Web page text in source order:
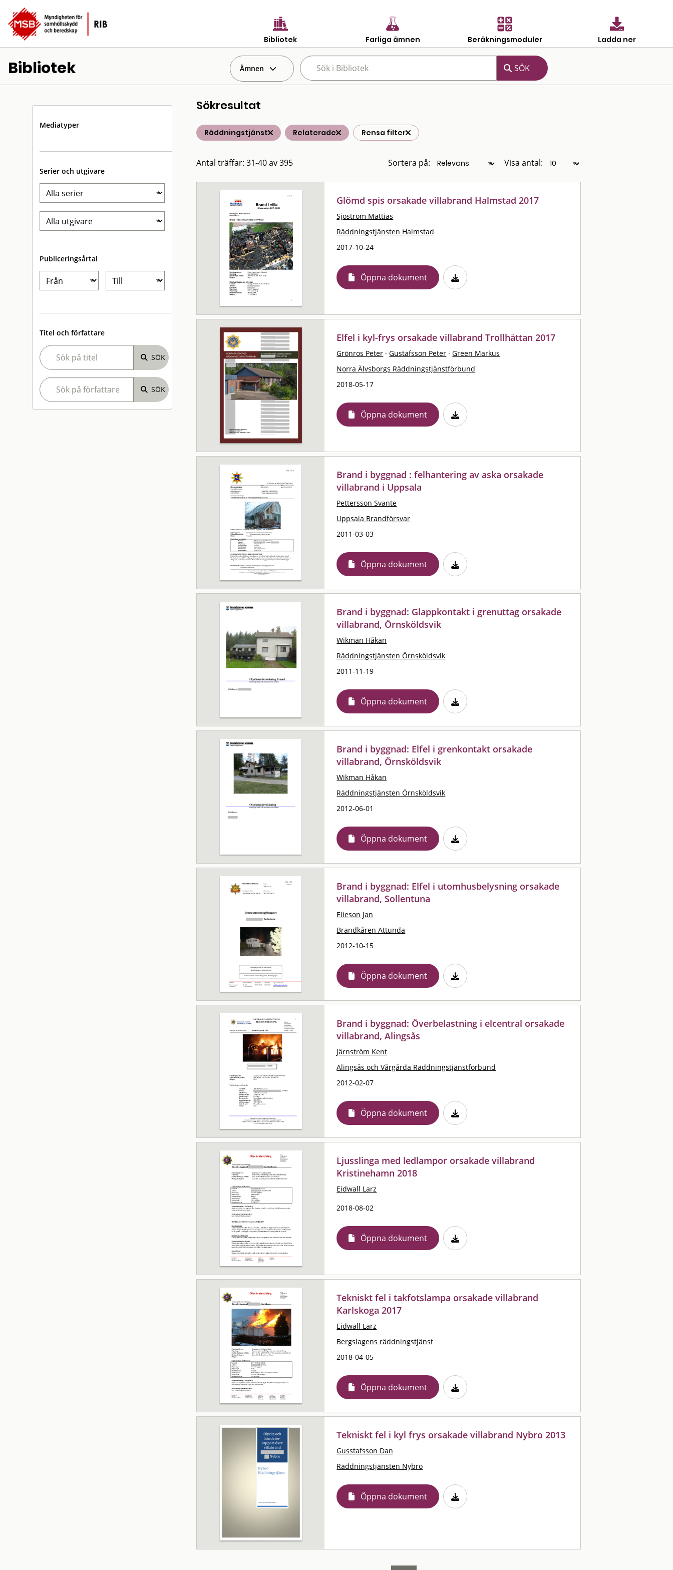
Bibliotek Farliga ämnen Beräkningsmoduler Ladda ner
Bibliotek Ämnen
Mediatyper
Serier och utgivare
Publiceringsårtal
Titel och författare
Sökresultat
Räddningstjänst Relaterade Rensa filter
Antal träffar: 31-40 av 395 Sortera på: Visa antal:
Glömd spis orsakade villabrand Halmstad 2017
Sjöström Mattias
Räddningstjänsten Halmstad
2017-10-24
Öppna dokument
Elfel i kyl-frys orsakade villabrand Trollhättan 2017
Grönros Peter · Gustafsson Peter · Green Markus
Norra Älvsborgs Räddningstjänstförbund
2018-05-17
Öppna dokument
Brand i byggnad : felhantering av aska orsakade
villabrand i Uppsala
Pettersson Svante
Uppsala Brandförsvar
2011-03-03
Öppna dokument
Brand i byggnad: Glappkontakt i grenuttag orsakade
villabrand, Örnsköldsvik
Wikman Håkan
Räddningstjänsten Örnsköldsvik
2011-11-19
Öppna dokument
Brand i byggnad: Elfel i grenkontakt orsakade
villabrand, Örnsköldsvik
Wikman Håkan
Räddningstjänsten Örnsköldsvik
2012-06-01
Öppna dokument
Brand i byggnad: Elfel i utomhusbelysning orsakade
villabrand, Sollentuna
Elieson Jan
Brandkåren Attunda
2012-10-15
Öppna dokument
Brand i byggnad: Överbelastning i elcentral orsakade
villabrand, Alingsås
Järnström Kent
Alingsås och Vårgårda Räddningstjänstförbund
2012-02-07
Öppna dokument
Ljusslinga med ledlampor orsakade villabrand
Kristinehamn 2018
Eidwall Larz
2018-08-02
Öppna dokument
Tekniskt fel i takfotslampa orsakade villabrand
Karlskoga 2017
Eidwall Larz
Bergslagens räddningstjänst
2018-04-05
Öppna dokument
Tekniskt fel i kyl frys orsakade villabrand Nybro 2013
Gusstafsson Dan
Räddningstjänsten Nybro
Öppna dokument